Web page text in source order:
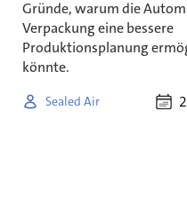
Gründe, warum die
Verpackung eine bessere
Produktionsplanung
könnte.
Sealed Air